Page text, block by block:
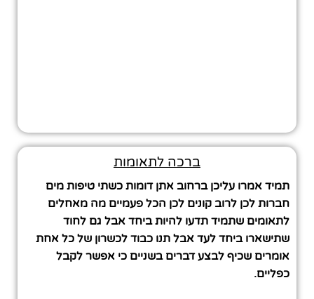
ברכה לתאומות
תמיד אמרו עליכן ברחוב אתן דומות כשתי טיפות מים
חברות לכן לרוב קונים לכן הכל פעמיים מה מאחלים
לתאומים שתמיד תדעו להיות ביחד אבל גם לחוד
שתישארו ביחד לעד אבל תנו כבוד לכשרון של כל אחת
אומרים שכיף לבצע דברים בשניים כי אפשר לקבל
כפליים.